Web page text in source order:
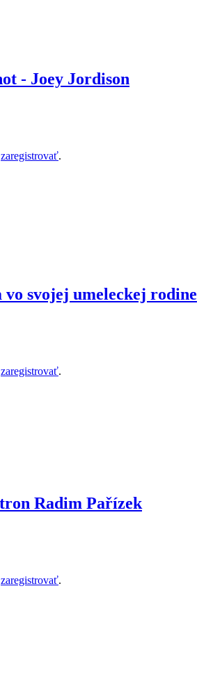
- Joey Jordison
zaregistrovať.
svojej umeleckej rodine
zaregistrovať.
Radim Pařízek
zaregistrovať.